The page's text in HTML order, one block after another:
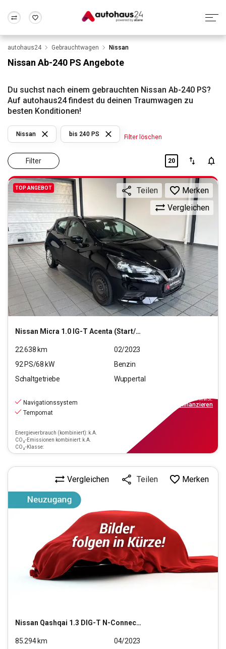
Wir bewerten dein Auto
Alle Fragen & Antworten
Rund um die Inzahlungnahme
Frankfurt Wuppertal
autohaus24 Gebrauchtwagen Nissan
Nissan Ab-240 PS Angebote
Du suchst nach einem gebrauchten Nissan Ab-240 PS?
Auf autohaus24 findest du deinen Traumwagen zu
besten Konditionen!
Filter
Nissan bis 240 PS Filter löschen
20
TOP ANGEBOT
Nissan Micra 1.0 IG-T Acenta (Start/Stopp)(EURO 6d)
Vergleichen
Teilen Merken
22.638 km
02/2023
92PS/68 kW
Benzin
Schaltgetriebe
Wuppertal
Navigationssystem
Tempomat
Energieverbrauch (kombiniert): k.A.
CO₂-Emissionen kombiniert: k.A.
CO₂-Klasse:
inkl.MwSt.
finanzieren
Nissan Qashqai 1.3 DIG-T N-Connecta (EURO 6d)
Vergleichen Teilen Merken
85.294km
04/2023